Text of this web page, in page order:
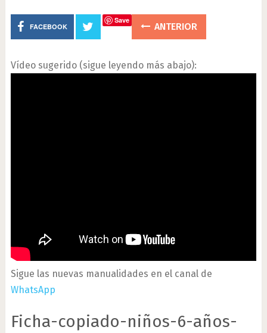
FACEBOOK
Save
ANTERIOR
Vídeo sugerido (sigue leyendo más abajo):
Sigue las nuevas manualidades en el canal de
WhatsApp
Ficha-copiado-niños-6-años-